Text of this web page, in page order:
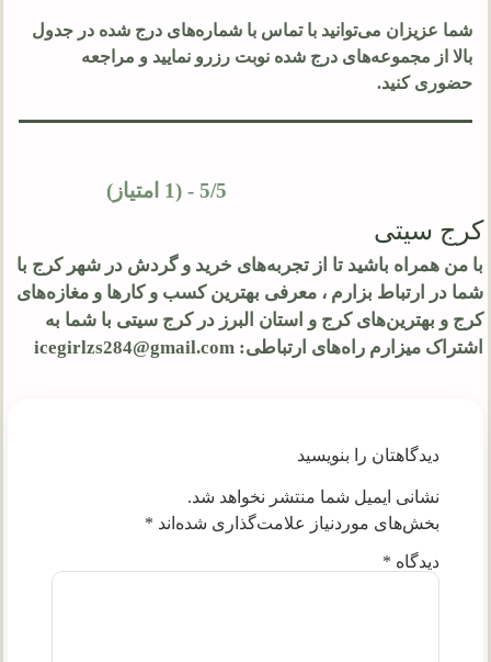
شما عزیزان می‌توانید با تماس با شماره‌های درج شده در جدول
بالا از مجموعه‌های درج شده نوبت رزرو نمایید و مراجعه
حضوری کنید.
5/5 - (1 امتیاز)
کرج سیتی
با من همراه باشید تا از تجربه‌های خرید و گردش در شهر کرج با
شما در ارتباط بزارم ، معرفی بهترین کسب و کارها و مغازه‌های
کرج و بهترین‌های کرج و استان البرز در کرج سیتی با شما به
اشتراک میزارم راه‌های ارتباطی: icegirlzs284@gmail.com
دیدگاهتان را بنویسید
نشانی ایمیل شما منتشر نخواهد شد.
بخش‌های موردنیاز علامت‌گذاری شده‌اند *
دیدگاه *